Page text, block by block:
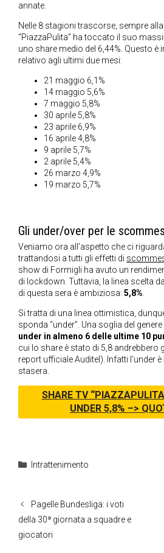
annate.
Nelle 8 stagioni trascorse, sempre
“PiazzaPulita” ha toccato il suo
uno share medio del 6,44%. Questo è
relativo agli ultimi due mesi:
21 maggio 6,1%
14 maggio 5,6%
7 maggio 5,8%
30 aprile 5,8%
23 aprile 6,9%
16 aprile 4,8%
9 aprile 5,7%
2 aprile 5,4%
26 marzo 4,9%
19 marzo 5,7%
Gli under/over per le
Veniamo ora all’aspetto che ci
trattandosi a tutti gli effetti di
show di Formigli ha avuto un
di lockdown. Tuttavia, la linea scelta
di questa sera è ambiziosa: 5,8%.
Si tratta di una linea ottimistica,
sponda “under”. Una soglia del
under in almeno 6 delle ultime 10
cui lo share è stato di 5,8 andrebbero
report ufficiale Auditel). Infatti l’under
stasera.
SHARE TV
UNDER 5,8% –>
Categorie
Intrattenimento
Pagelle Bundesliga: i voti
della 30ª giornata a squadre e
giocatori